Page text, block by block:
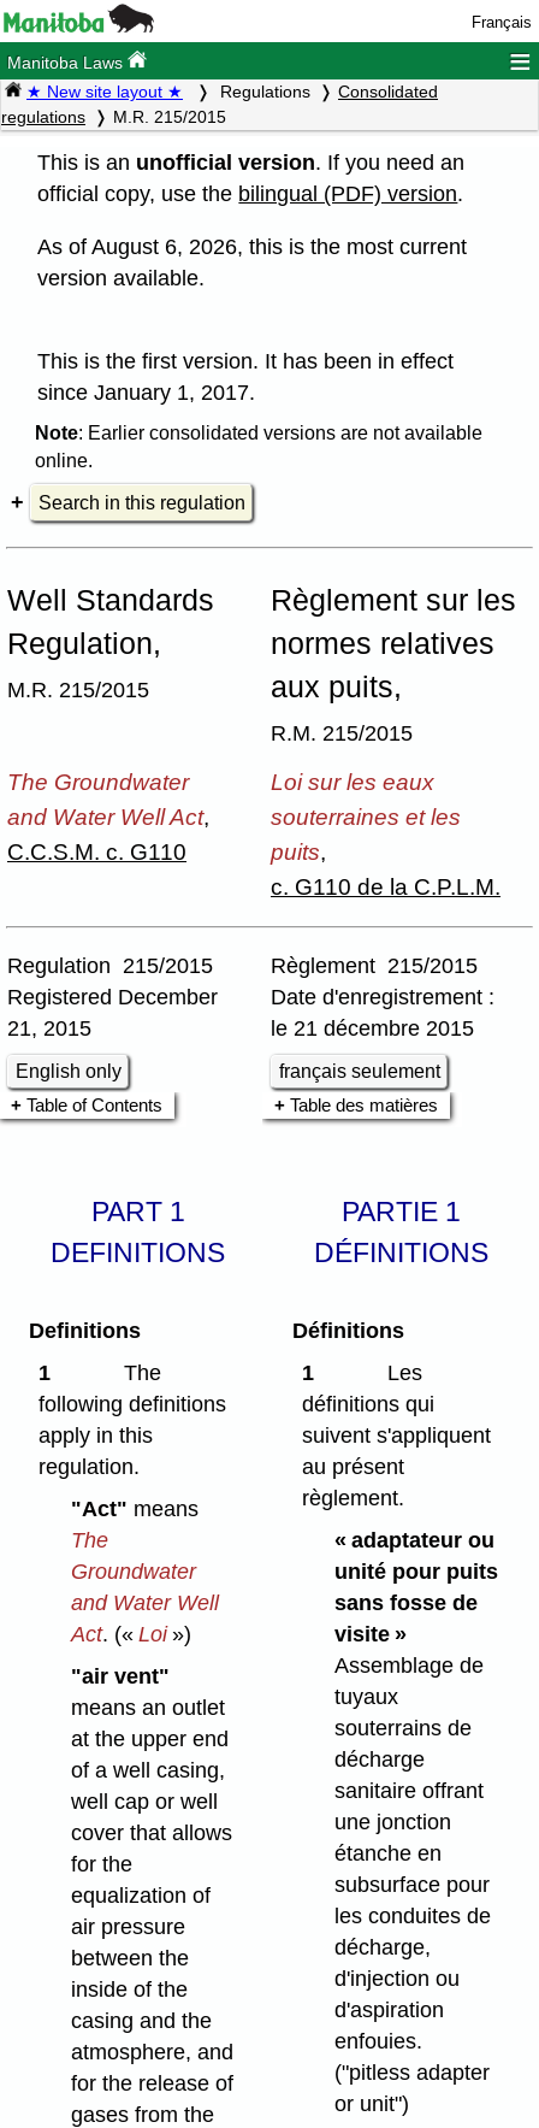
Français
Manitoba Laws ≡
★ New site layout ★ Regulations
Consolidated
regulations
M.R. 215/2015
This is an unofficial version. If you need an
official copy, use the bilingual (PDF) version.
As of August 6, 2026, this is the most current
version available.
This is the first version. It has been in effect
since January 1, 2017.
Note: Earlier consolidated versions are not available
online.
Search in this regulation
Well Standards
Regulation,
M.R. 215/2015
Règlement sur les
normes relatives
aux puits,
R.M. 215/2015
The Groundwater
and Water Well Act,
C.C.S.M. c. G110
Loi sur les eaux
souterraines et les
puits,
c. G110 de la C.P.L.M.
Regulation 215/2015
Registered December
21, 2015
English only
Règlement 215/2015
Date d'enregistrement :
le 21 décembre 2015
français seulement
Table of Contents
Table des matières
PART 1
DEFINITIONS
PARTIE 1
DÉFINITIONS
Definitions
1
The
following definitions
apply in this
regulation.
"Act" means
The
Groundwater
and Water Well
Act. (« Loi»)
"air vent"
means an outlet
at the upper end
of a well casing,
well cap or well
cover that allows
for the
equalization of
air pressure
between the
inside of the
casing and the
atmosphere, and
for the release of
gases from the
Définitions
1
Les
définitions qui
suivent s'appliquent
au présent
règlement.
« adaptateur ou
unité pour puits
sans fosse de
visite »
Assemblage de
tuyaux
souterrains de
décharge
sanitaire offrant
une jonction
étanche en
subsurface pour
les conduites de
décharge,
d'injection ou
d'aspiration
enfouies.
("pitless adapter
or unit")